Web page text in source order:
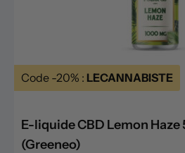
Code -20% : LECANNABISTE
E-liquide CBD Lemon
(Greeneo)